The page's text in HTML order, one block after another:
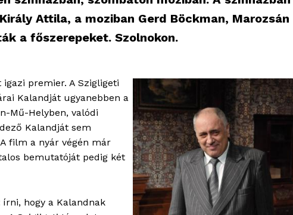
Attila, a moziban Gerd Böckman, Marozsán
a főszerepeket. Szolnokon.
premier. A Szigligeti
Kalandját ugyanebben a
Mű-Helyben, valódi
Kalandját sem
film a nyár végén már
bemutatóját pedig két
hogy a Kalandnak